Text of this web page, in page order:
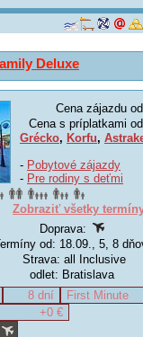
Deluxe
Cena zájazdu
Cena s príplatkami
Grécko, Korfu,
- Pobytové zájazdy
- Pre rodiny s deťmi
Zobraziť všetky
Doprava:
od: 18.09., 5, 8
Strava: all Inclusive
odlet: Bratislava
8 dní
First Minute
+0 €